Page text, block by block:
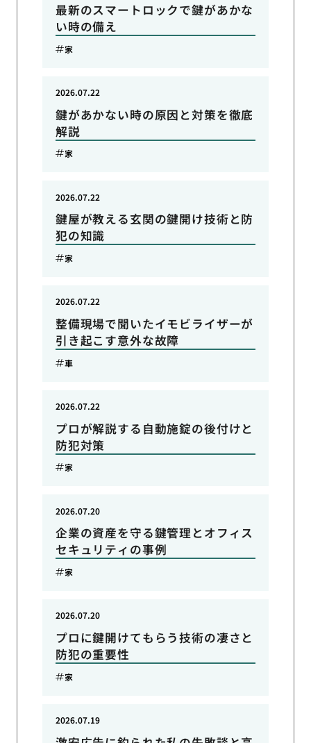
最新のスマートロックで鍵があかな
い時の備え
家
鍵があかない時の原因と対策を徹底
解説
2026.07.22
家
鍵屋が教える玄関の鍵開け技術と防
犯の知識
2026.07.22
家
整備現場で聞いたイモビライザーが
引き起こす意外な故障
2026.07.22
車
プロが解説する自動施錠の後付けと
防犯対策
2026.07.22
家
企業の資産を守る鍵管理とオフィス
セキュリティの事例
2026.07.20
家
プロに鍵開けてもらう技術の凄さと
防犯の重要性
2026.07.20
家
2026.07.19